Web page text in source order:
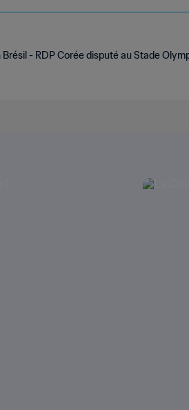
- RDP Corée disputé au Stade